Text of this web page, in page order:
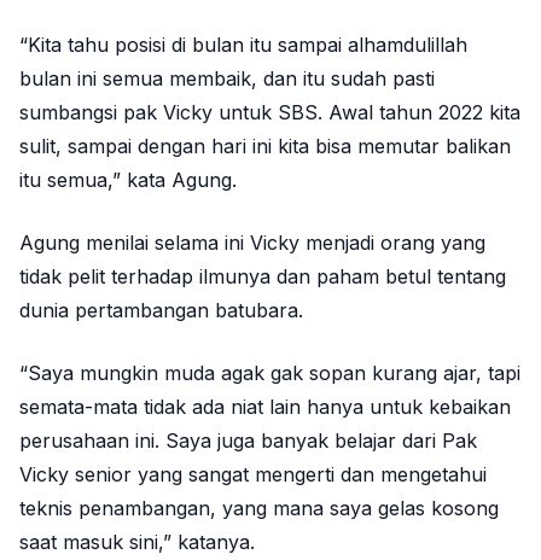
“Kita tahu posisi di bulan itu sampai alhamdulillah
bulan ini semua membaik, dan itu sudah pasti
sumbangsi pak Vicky untuk SBS. Awal tahun 2022 kita
sulit, sampai dengan hari ini kita bisa memutar balikan
itu semua,” kata Agung.
Agung menilai selama ini Vicky menjadi orang yang
tidak pelit terhadap ilmunya dan paham betul tentang
dunia pertambangan batubara.
“Saya mungkin muda agak gak sopan kurang ajar, tapi
semata-mata tidak ada niat lain hanya untuk kebaikan
perusahaan ini. Saya juga banyak belajar dari Pak
Vicky senior yang sangat mengerti dan mengetahui
teknis penambangan, yang mana saya gelas kosong
saat masuk sini,” katanya.